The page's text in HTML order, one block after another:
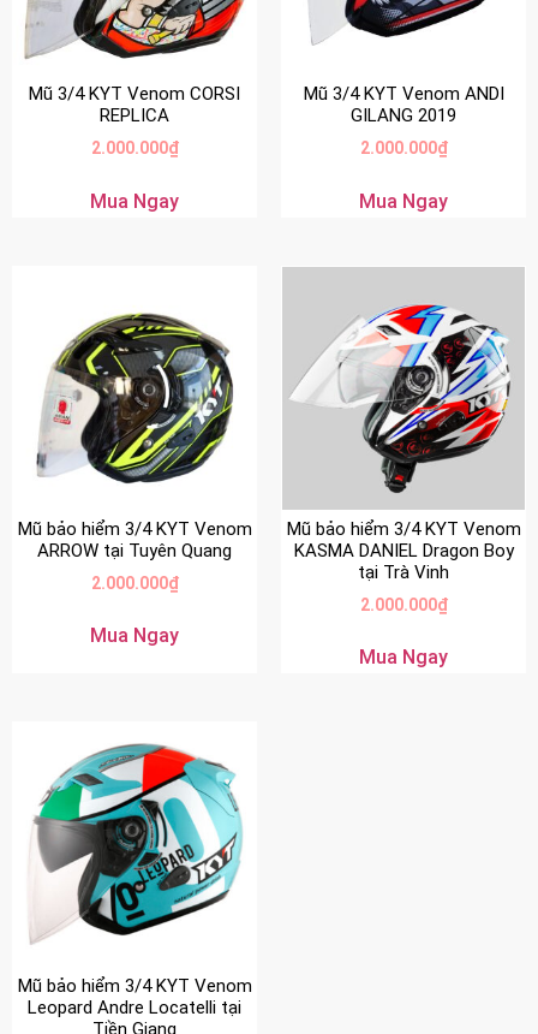
Mũ 3/4 KYT Venom CORSI
REPLICA
2.000.000₫
Mua Ngay
Mũ 3/4 KYT Venom ANDI
GILANG 2019
2.000.000₫
Mua Ngay
Mũ bảo hiểm 3/4 KYT Venom
ARROW tại Tuyên Quang
2.000.000₫
Mua Ngay
Mũ bảo hiểm 3/4 KYT Venom
KASMA DANIEL Dragon Boy
tại Trà Vinh
2.000.000₫
Mua Ngay
Mũ bảo hiểm 3/4 KYT Venom
Leopard Andre Locatelli tại
Tiền Giang